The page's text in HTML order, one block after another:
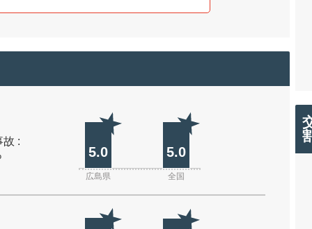
故 :
5.0 5.0
広島県 全国